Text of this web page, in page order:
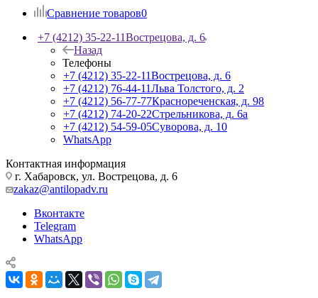
Сравнение товаров0
+7 (4212) 35-22-11Вострецова, д. 6
Назад
Телефоны
+7 (4212) 35-22-11Вострецова, д. 6
+7 (4212) 76-44-11Льва Толстого, д. 2
+7 (4212) 56-77-77Краснореченская, д. 98
+7 (4212) 74-20-22Стрельникова, д. 6а
+7 (4212) 54-59-05Суворова, д. 10
WhatsApp
Контактная информация
г. Хабаровск, ул. Вострецова, д. 6
zakaz@antilopadv.ru
Вконтакте
Telegram
WhatsApp